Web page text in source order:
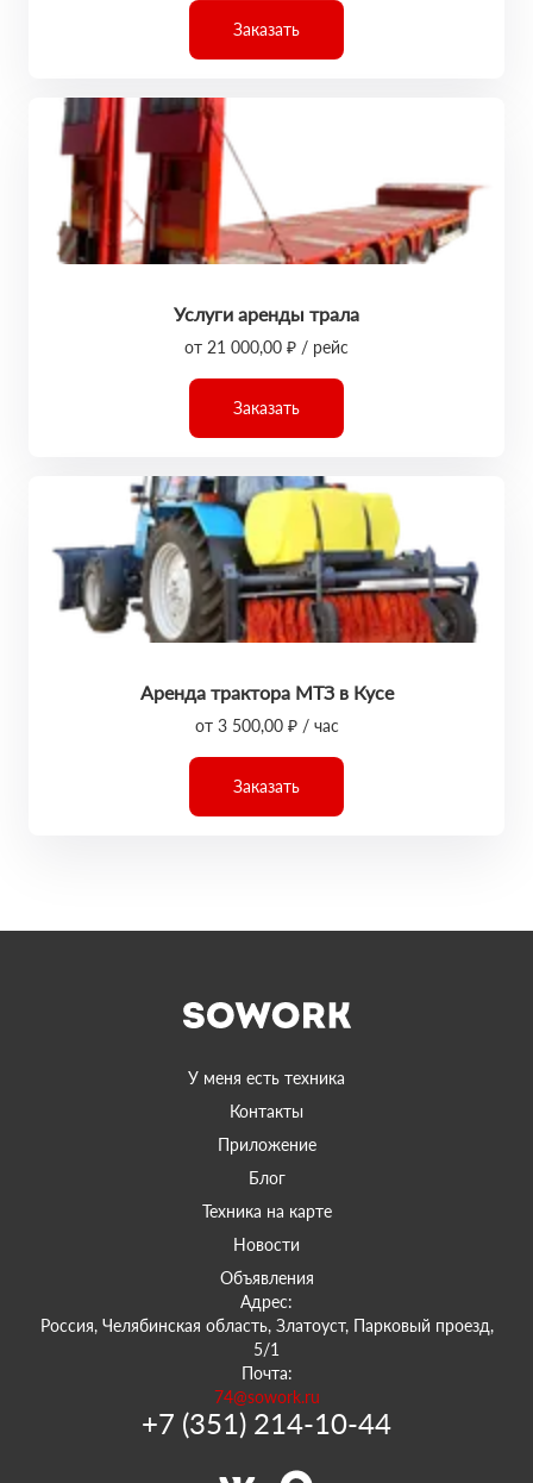
Заказать
Услуги аренды трала
от 21 000,00 ₽ / рейс
Заказать
Аренда трактора МТЗ в Кусе
от 3 500,00 ₽ / час
Заказать
У меня есть техника
Контакты
Приложение
Блог
Техника на карте
Новости
Объявления
Адрес:
Россия, Челябинская область, Златоуст, Парковый проезд,
5/1
Почта:
74@sowork.ru
+7 (351) 214-10-44